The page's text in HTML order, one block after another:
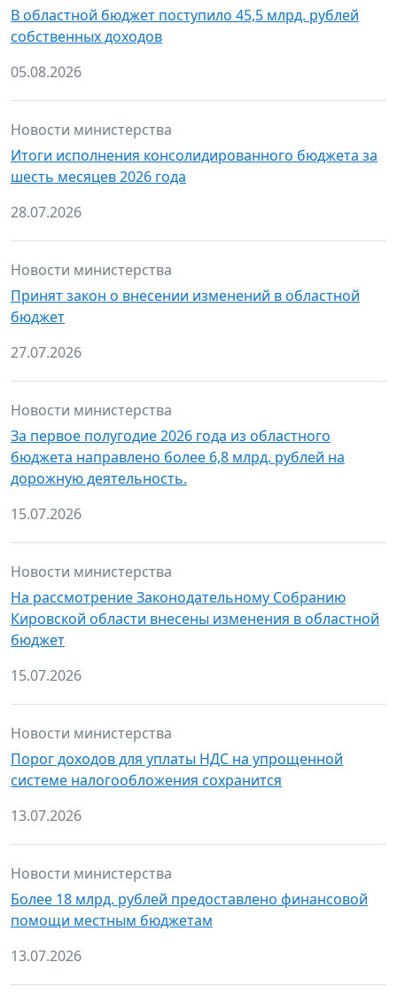
В областной бюджет поступило 45,5 млрд. рублей
собственных доходов
05.08.2026
Новости министерства
Итоги исполнения консолидированного бюджета за
шесть месяцев 2026 года
28.07.2026
Новости министерства
Принят закон о внесении изменений в областной
бюджет
27.07.2026
Новости министерства
За первое полугодие 2026 года из областного
бюджета направлено более 6,8 млрд. рублей на
дорожную деятельность.
15.07.2026
Новости министерства
На рассмотрение Законодательному Собранию
Кировской области внесены изменения в областной
бюджет
15.07.2026
Новости министерства
Порог доходов для уплаты НДС на упрощенной
системе налогообложения сохранится
13.07.2026
Новости министерства
Более 18 млрд. рублей предоставлено финансовой
помощи местным бюджетам
13.07.2026